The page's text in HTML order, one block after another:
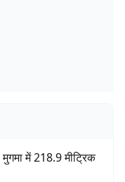
मुगमा में 218.9 मीट्रिक